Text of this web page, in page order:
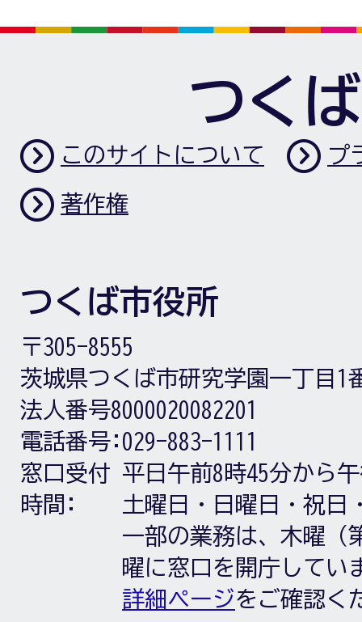
つく
このサイトについて プ
著作権
つくば市役所
〒305-8555
茨城県つくば市研究学園一丁目1
法人番号8000020082201
電話番号: 029-883-1111
窓口受付
時間:
平日午前8時45分から
土曜日・日曜日・祝日
一部の業務は、木曜（
曜に窓口を開庁してい
詳細ページをご確認く